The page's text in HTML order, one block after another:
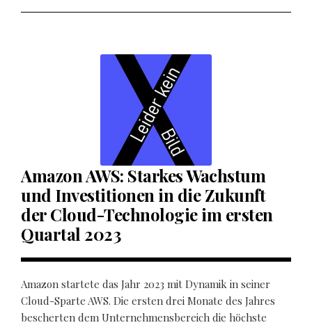
Amazon AWS: Starkes Wachstum
und Investitionen in die Zukunft
der Cloud-Technologie im ersten
Quartal 2023
Amazon startete das Jahr 2023 mit Dynamik in seiner
Cloud-Sparte AWS. Die ersten drei Monate des Jahres
bescherten dem Unternehmensbereich die höchste